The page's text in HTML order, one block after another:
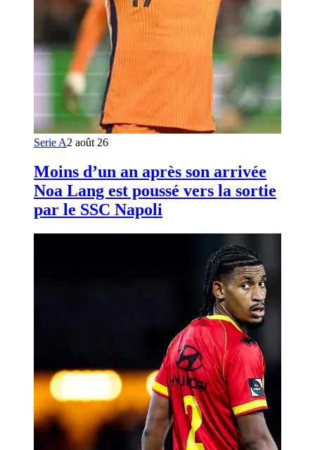
Serie A2 août 26
Moins d’un an après son arrivée
Noa Lang est poussé vers la sortie
par le SSC Napoli